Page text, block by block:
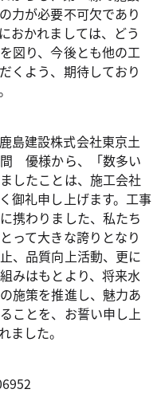
力が必要不可欠であり
おかれましては、どう
図り、今後とも他の工
くよう、期待しており
島建設株式会社東京土
優様から、「数多い
したことは、施工会社
御礼申し上げます。工事
携わりました、私たち
って大きな誇りとなり
、品質向上活動、更に
みはもとより、将来水
施策を推進し、魅力あ
ことを、お誓い申し上
ました。